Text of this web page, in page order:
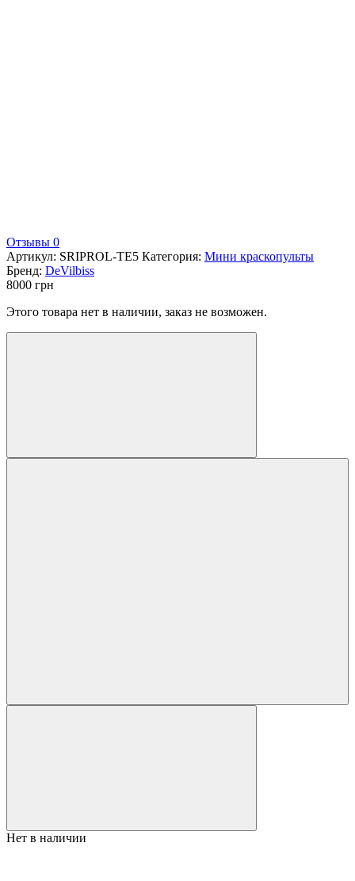
Отзывы 0
Артикул: SRIPROL-TE5 Категория: Мини краскопульты
Бренд: DeVilbiss
8000 грн
Этого товара нет в наличии, заказ не возможен.
Нет в наличии